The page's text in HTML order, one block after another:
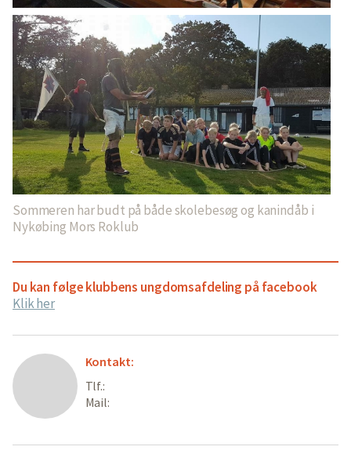
Sommeren har budt på både skolebesøg og kanindåb i
Nykøbing Mors Roklub
Du kan følge klubbens ungdomsafdeling på facebook
Klik her
Kontakt:
Tlf.:
Mail: